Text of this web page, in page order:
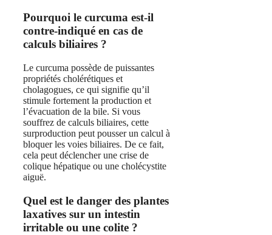
Pourquoi le curcuma est-il
contre-indiqué en cas de
calculs biliaires ?
Le curcuma possède de puissantes
propriétés cholérétiques et
cholagogues, ce qui signifie qu’il
stimule fortement la production et
l’évacuation de la bile. Si vous
souffrez de calculs biliaires, cette
surproduction peut pousser un calcul à
bloquer les voies biliaires. De ce fait,
cela peut déclencher une crise de
colique hépatique ou une cholécystite
aiguë.
Quel est le danger des plantes
laxatives sur un intestin
irritable ou une colite ?